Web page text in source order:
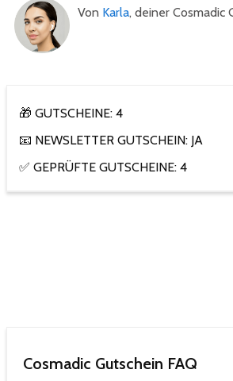
Von Karla, deiner Cosmadic
🎁 GUTSCHEINE: 4
📧 NEWSLETTER GUTSCHEIN: JA
✅ GEPRÜFTE GUTSCHEINE: 4
Cosmadic Gutschein FAQ